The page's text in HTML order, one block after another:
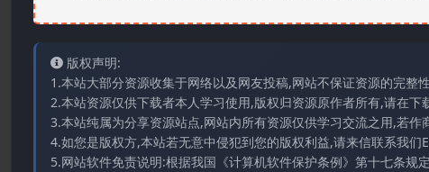
版权声明:
1.本站大部分资源收集于网络以及网友投稿,网站不保证资源的完整
2.本站资源仅供下载者本人学习使用,版权归资源原作者所有,请在下
3.本站纯属为分享资源站点,网站内所有资源仅供学习交流之用,若
4.如您是版权方,本站若无意中侵犯到您的版权利益,请来信联系我
5.网站软件免责说明:根据我国《计算机软件保护条例》第十七条